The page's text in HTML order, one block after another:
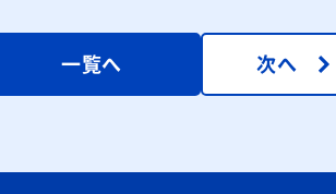
一覧へ 次へ